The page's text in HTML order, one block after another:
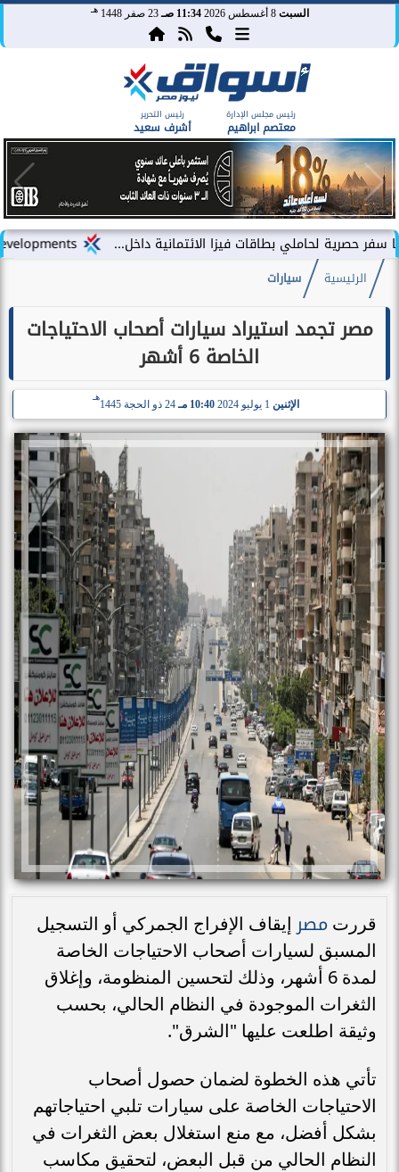
السبت 8 أغسطس 2026 11:34 صـ 23 صفر 1448 هـ
رئيس مجلس الإدارة
معتصم ابراهيم
رئيس التحرير
أشرف سعيد
LARZ Developments تطلق رؤيتها الجديدة لتقديم مفهوم متكامل للتطوير العقاري في مصر بطاقات فيزا الائتمانية داخل...
الرئيسية سيارات
مصر تجمد استيراد سيارات أصحاب الاحتياجات
الخاصة 6 أشهر
الإثنين 10:40 مـ 24 ذو الحجة 1445
هـ
قررت مصر إيقاف الإفراج الجمركي أو التسجيل
المسبق لسيارات أصحاب الاحتياجات الخاصة
لمدة 6 أشهر، وذلك لتحسين المنظومة، وإغلاق
الثغرات الموجودة في النظام الحالي، بحسب
وثيقة اطلعت عليها "الشرق".
تأتي هذه الخطوة لضمان حصول أصحاب
الاحتياجات الخاصة على سيارات تلبي احتياجاتهم
بشكل أفضل، مع منع استغلال بعض الثغرات في
النظام الحالي من قبل البعض، لتحقيق مكاسب